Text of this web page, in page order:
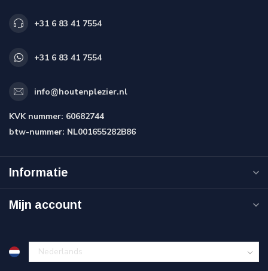
+31 6 83 41 7554
+31 6 83 41 7554
info@houtenplezier.nl
KVK nummer: 60682744
btw-nummer: NL001655282B86
Informatie
Mijn account